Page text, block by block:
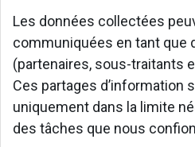
Les données collectées
communiquées en tant que
(partenaires, sous-traitants
Ces partages d’information
uniquement dans la limite
des tâches que nous